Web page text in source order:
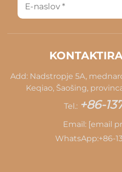
Add: Nadstropje 5A,
Keqiao, Šaošing,
Tel.: +86-
Email: [email
WhatsApp:+86-